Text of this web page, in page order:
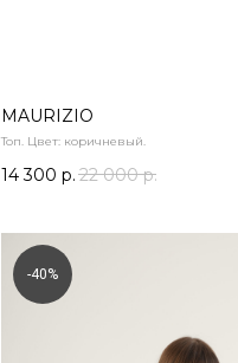
MAURIZIO
Топ. Цвет: коричневый.
14 300 р. 22 000 р.
-40%